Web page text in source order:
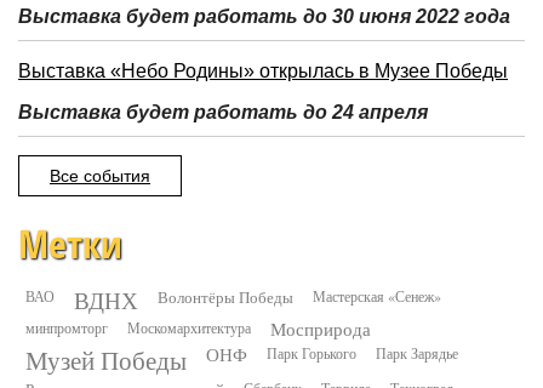
Выставка будет работать до 30 июня 2022 года
Выставка «Небо Родины» открылась в Музее Победы
Выставка будет работать до 24 апреля
Все события
Метки
ВАО ВДНХ Волонтёры Победы
Мастерская «Сенеж»
минпромторг
Москомархитектура Мосприрода
Музей Победы ОНФ Парк Горького Парк Зарядье